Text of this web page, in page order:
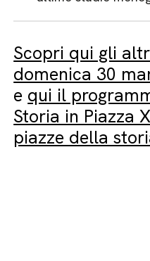
Scopri qui gli
domenica 30
e qui il
Storia in Piazza
piazze della